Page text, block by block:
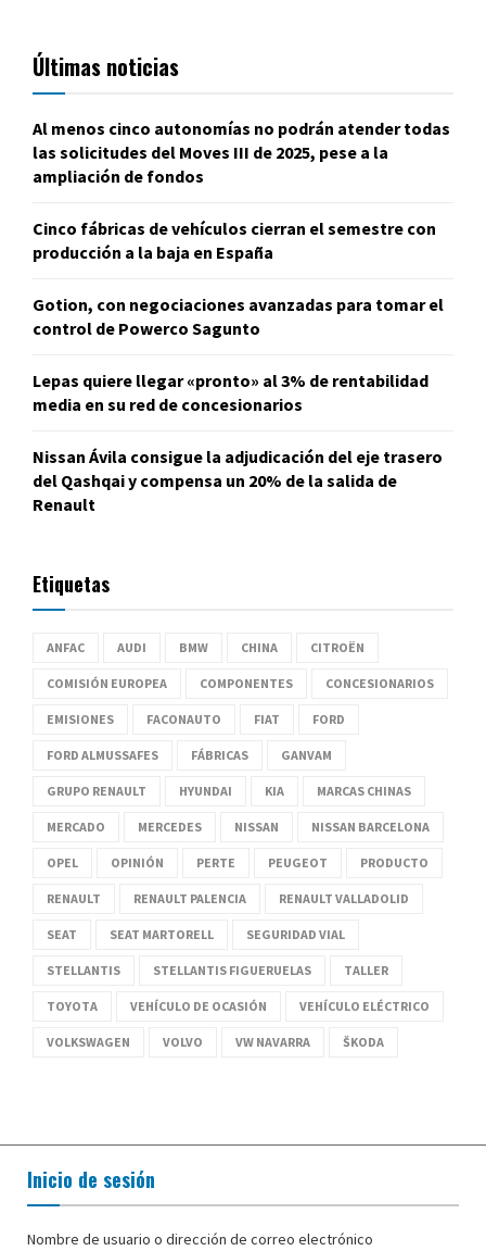
Últimas noticias
Al menos cinco autonomías no podrán atender todas
las solicitudes del Moves III de 2025, pese a la
ampliación de fondos
Cinco fábricas de vehículos cierran el semestre con
producción a la baja en España
Gotion, con negociaciones avanzadas para tomar el
control de Powerco Sagunto
Lepas quiere llegar «pronto» al 3% de rentabilidad
media en su red de concesionarios
Nissan Ávila consigue la adjudicación del eje trasero
del Qashqai y compensa un 20% de la salida de
Renault
Etiquetas
ANFAC AUDI BMW CHINA CITROËN
COMISIÓN EUROPEA COMPONENTES CONCESIONARIOS
EMISIONES FACONAUTO FIAT FORD
FORD ALMUSSAFES FÁBRICAS GANVAM
GRUPO RENAULT HYUNDAI KIA MARCAS CHINAS
MERCADO MERCEDES NISSAN NISSAN BARCELONA
OPEL OPINIÓN PERTE PEUGEOT PRODUCTO
RENAULT RENAULT PALENCIA RENAULT VALLADOLID
SEAT SEAT MARTORELL SEGURIDAD VIAL
STELLANTIS STELLANTIS FIGUERUELAS TALLER
TOYOTA VEHÍCULO DE OCASIÓN VEHÍCULO ELÉCTRICO
VOLKSWAGEN VOLVO VW NAVARRA ŠKODA
Inicio de sesión
Nombre de usuario o dirección de correo electrónico